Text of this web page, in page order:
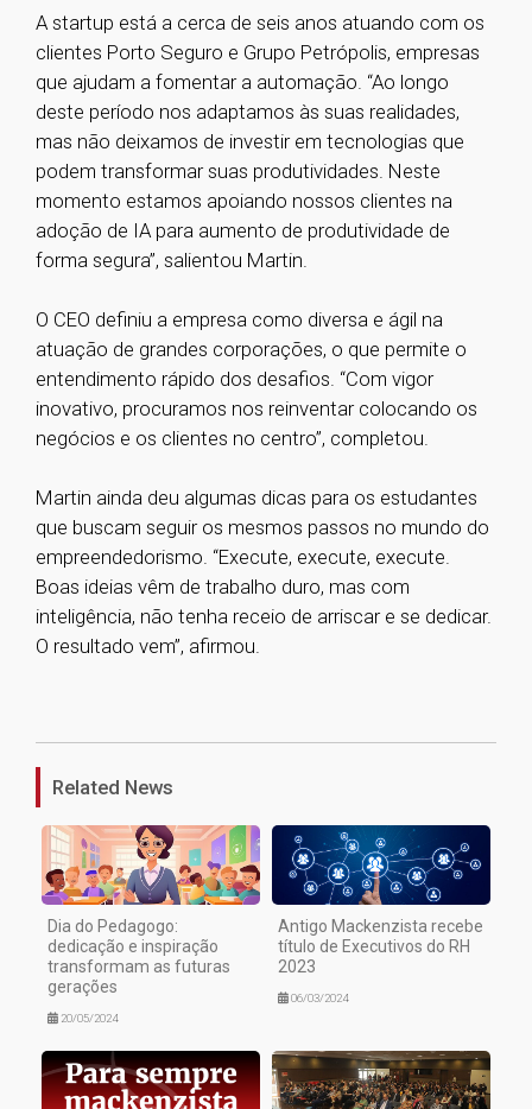
A startup está a cerca de seis anos atuando com os
clientes Porto Seguro e Grupo Petrópolis, empresas
que ajudam a fomentar a automação. “Ao longo
deste período nos adaptamos às suas realidades,
mas não deixamos de investir em tecnologias que
podem transformar suas produtividades. Neste
momento estamos apoiando nossos clientes na
adoção de IA para aumento de produtividade de
forma segura”, salientou Martin.
O CEO definiu a empresa como diversa e ágil na
atuação de grandes corporações, o que permite o
entendimento rápido dos desafios. “Com vigor
inovativo, procuramos nos reinventar colocando os
negócios e os clientes no centro”, completou.
Martin ainda deu algumas dicas para os estudantes
que buscam seguir os mesmos passos no mundo do
empreendedorismo. “Execute, execute, execute.
Boas ideias vêm de trabalho duro, mas com
inteligência, não tenha receio de arriscar e se dedicar.
O resultado vem”, afirmou.
Related News
Dia do Pedagogo:
dedicação e inspiração
transformam as futuras
gerações
20/05/2024
Antigo Mackenzista recebe
título de Executivos do RH
2023
06/03/2024